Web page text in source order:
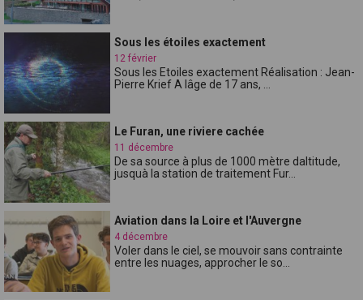
Sous les étoiles exactement
12 février
Sous les Etoiles exactement Réalisation : Jean-
Pierre Krief A lâge de 17 ans, ...
Le Furan, une riviere cachée
11 décembre
De sa source à plus de 1000 mètre daltitude,
jusquà la station de traitement Fur...
Aviation dans la Loire et l'Auvergne
4 décembre
Voler dans le ciel, se mouvoir sans contrainte
entre les nuages, approcher le so...